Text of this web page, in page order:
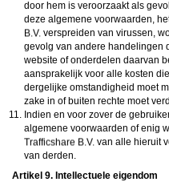
door hem is veroorzaakt als
deze algemene voorwaarden,
verspreiden van virussen,
gevolg van andere handelingen
website of onderdelen daarvan
aansprakelijk voor alle kosten die
dergelijke omstandigheid moet
zake in of buiten rechte moet
Indien en voor zover de
algemene voorwaarden of enig
van alle hieruit
van derden.
Artikel 9. Intellectuele eigendom